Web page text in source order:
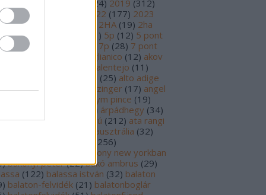
324) 2019 (312)
( 199 2022 (177) 2023
) 2024 2HA (19) 2ha
) 3 pont ) 5p (12) 5 pont
6p (26 7p (28) 7 pont
aglianico (12) akov
alentejo (11 )
(25) alto adige
) alves de sousa alzinger (17) angel
anonym pince (19)
) árpádhegy (34)
(39) ascheri aszú (212) ata rangi
ausztrália (32)
256)
badacsony new yorkban
) bakonyi péter (22) bakó ambrus (29)
(122) balassa istván (32) balaton
) balaton-felvidék (21 ) balatonboglár